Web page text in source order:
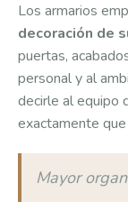
Los armarios
decoración de
puertas,
personal y al
decirle al equipo
exactamente
Mayor